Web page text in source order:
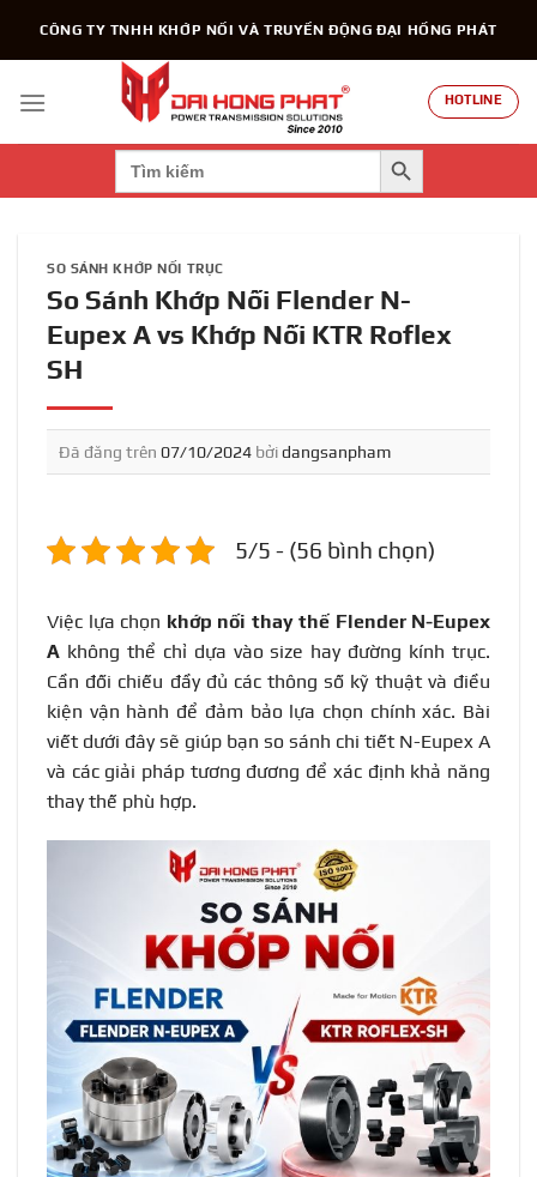
dung
CÔNG TY TNHH KHỚP NỐI VÀ TRUYỀN ĐỘNG ĐẠI HỒNG PHÁT
HOTLINE
Search
for:
SEARCH BUTTON
SO SÁNH KHỚP NỐI TRỤC
So Sánh Khớp Nối Flender N-
Eupex A vs Khớp Nối KTR Roflex
SH
Đã đăng trên 07/10/2024 bởidangsanpham
5/5 - (56 bình chọn)
Việc lựa chọn khớp nối thay thế Flender N-Eupex
A không thể chỉ dựa vào size hay đường kính trục.
Cần đối chiếu đầy đủ các thông số kỹ thuật và điều
kiện vận hành để đảm bảo lựa chọn chính xác. Bài
viết dưới đây sẽ giúp bạn so sánh chi tiết N-Eupex A
và các giải pháp tương đương để xác định khả năng
thay thế phù hợp.